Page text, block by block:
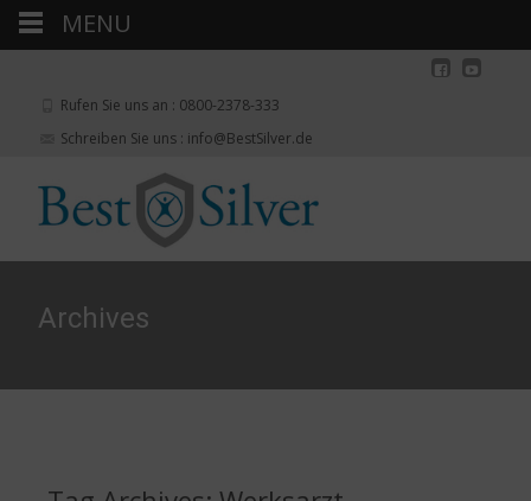
Rufen Sie uns an : 0800-2378-333
Schreiben Sie uns : info@BestSilver.de
Archives
MENU